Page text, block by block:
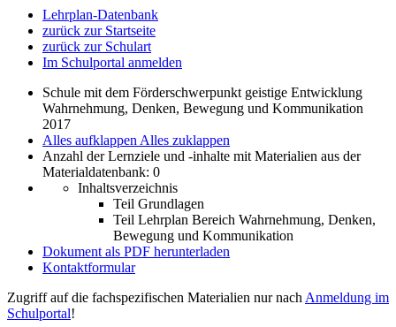
Lehrplan-Datenbank
zurück zur Startseite
zurück zur Schulart
Im Schulportal anmelden
Schule mit dem Förderschwerpunkt geistige Entwicklung
Wahrnehmung, Denken, Bewegung und Kommunikation
2017
Alles aufklappen Alles zuklappen
Anzahl der Lernziele und -inhalte mit Materialien aus der
Materialdatenbank: 0
Inhaltsverzeichnis
Teil Grundlagen
Teil Lehrplan Bereich Wahrnehmung, Denken,
Bewegung und Kommunikation
Dokument als PDF herunterladen
Kontaktformular
Zugriff auf die fachspezifischen Materialien nur nach Anmeldung im
Schulportal!